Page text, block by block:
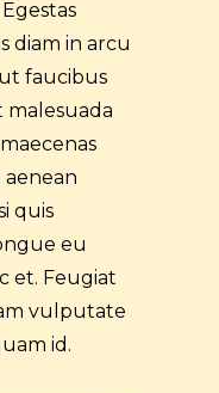
diam in arcu
faucibus
quis
eu
et. Feugiat
vulputate
id.